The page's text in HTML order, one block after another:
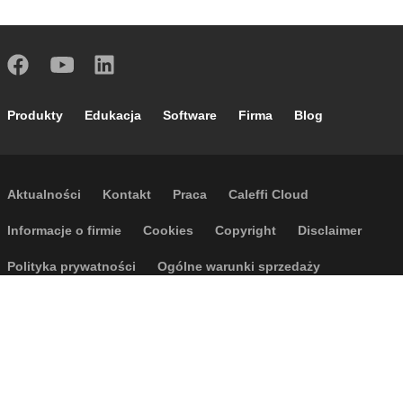
Footer main navigation
Produkty Edukacja Software Firma Blog
Footer secondary navigation
Aktualności Kontakt Praca Caleffi Cloud
Footer menu
Informacje o firmie Cookies Copyright Disclaimer
Polityka prywatności Ogólne warunki sprzedaży